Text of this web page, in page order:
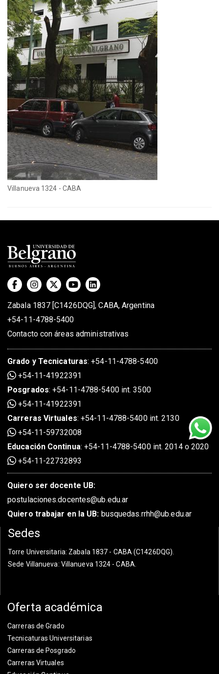
Villanueva 1324 - CABA
Zabala 1837 [C1426DQG], CABA, Argentina
+54-11-4788-5400
Contacto con áreas administrativas
Grado y Tecnicaturas:+54-11-4788-5400
+54-11-41922391
Posgrados:+54-11-4788-5400 int. 3500
+54-11-41922391
Carreras Virtuales:+54-11-4788-5400 int. 2130
+54-11-59732008
Educación Continua:+54-11-4788-5400 int. 2014 o 2020
+54-11-22732893
Quiero ser docente UB:
postulaciones.docentes@ub.edu.ar
Quiero trabajar en la UB: busquedas.rrhh@ub.edu.ar
Sedes
Torre Universitaria: Zabala 1837 - CABA (C1426DQG).
Sede Villanueva: Villanueva 1324 - CABA.
Oferta académica
Carreras de Grado
Tecnicaturas Universitarias
Carreras de Posgrado
Carreras Virtuales